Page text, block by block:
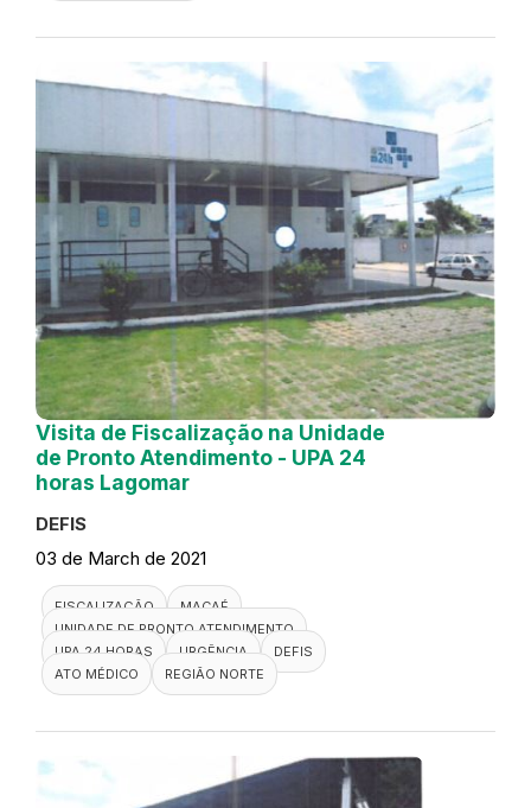
Visita de Fiscalização na Unidade
de Pronto Atendimento - UPA 24
horas Lagomar
DEFIS
03 de March de 2021
FISCALIZAÇÃO
MACAÉ
UNIDADE DE PRONTO ATENDIMENTO
UPA 24 HORAS
URGÊNCIA
DEFIS
ATO MÉDICO
REGIÃO NORTE